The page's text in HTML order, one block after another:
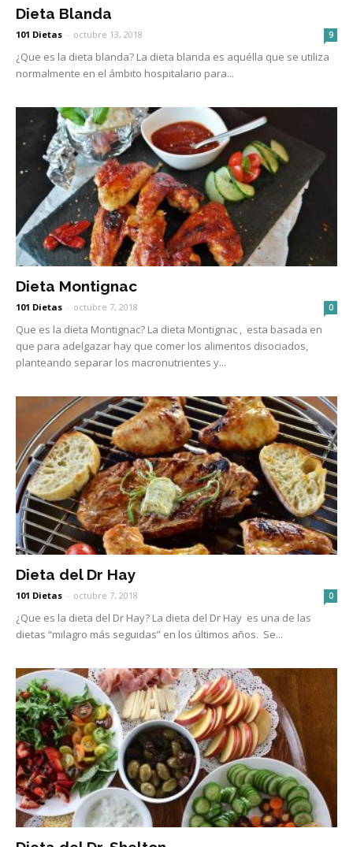
Dieta Blanda
101 Dietas - octubre 13, 2018 9
¿Que es la dieta blanda? La dieta blanda es aquélla que se utiliza
normalmente en el ámbito hospitalario para...
Dieta Montignac
101 Dietas - octubre 7, 2018 0
Que es la dieta Montignac? La dieta Montignac , esta basada en
que para adelgazar hay que comer los alimentos disociados,
planteando separar los macronutrientes y...
Dieta del Dr Hay
101 Dietas - octubre 7, 2018 0
¿Que es la dieta del Dr Hay? La dieta del Dr Hay es una de las
dietas “milagro más seguidas” en los últimos años. Se...